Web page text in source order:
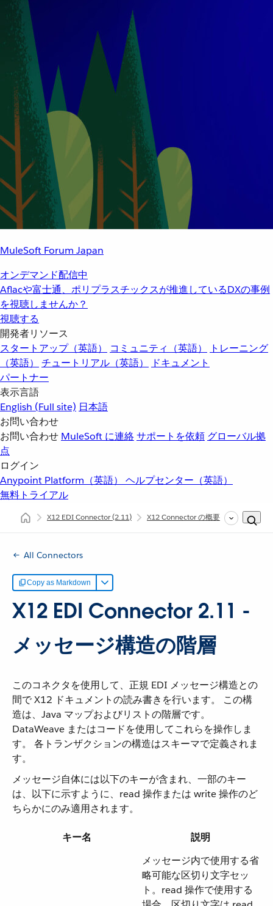
MuleSoft Forum Japan
オンデマンド配信中
Aflacや富士通、ポリプラスチックスが推進しているDXの事例
を視聴しませんか？
視聴する
開発者リソース
スタートアップ（英語）
コミュニティ（英語）
トレーニング
（英語）
チュートリアル（英語）
ドキュメント
パートナー
表示言語
English (Full site) 日本語
お問い合わせ
お問い合わせ MuleSoft に連絡サポートを依頼 グローバル拠
点
ログイン
Anypoint Platform（英語） ヘルプセンター（英語）
無料トライアル
X12 EDI Connector(2.11) X12 Connector の概要 X12 EDI
All Connectors
Copy as Markdown
X12 EDI Connector 2.11 -
メッセージ構造の階層
このコネクタを使用して、正規 EDI メッセージ構造との
間で X12 ドキュメントの読み書きを行います。 この構
造は、Java マップおよびリストの階層です。
DataWeave またはコードを使用してこれらを操作しま
す。 各トランザクションの構造はスキーマで定義されま
す。
メッセージ自体には以下のキーが含まれ、一部のキー
は、以下に示すように、read 操作または write 操作のど
ちらかにのみ適用されます。
キー名
説明
メッセージ内で使用する省
略可能な区切り文字セッ
ト。read 操作で使用する